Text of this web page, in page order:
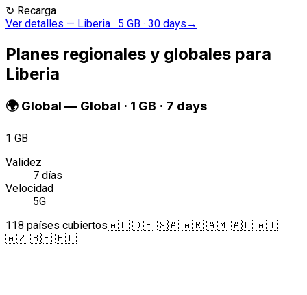
↻ Recarga
Ver detalles — Liberia · 5 GB · 30 days →
Planes regionales y globales para
Liberia
🌍 Global — Global · 1 GB · 7 days
1 GB
Validez
7 días
Velocidad
5G
118 países cubiertos🇦🇱 🇩🇪 🇸🇦 🇦🇷 🇦🇲 🇦🇺 🇦🇹
🇦🇿 🇧🇪 🇧🇴